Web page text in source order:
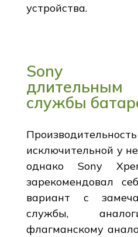
устройства.
Sony
службы
исключительной у
однако Sony
зарекомендовал
вариант с
службы,
флагманскому